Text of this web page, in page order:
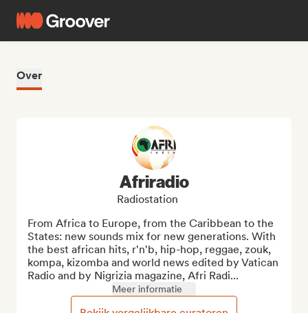
Over
Afriradio
Radiostation
From Africa to Europe, from the Caribbean to the
States: new sounds mix for new generations. With
the best african hits, r'n'b, hip-hop, reggae, zouk,
kompa, kizomba and world news edited by Vatican
Radio and by Nigrizia magazine, Afri Radi...
Meer informatie